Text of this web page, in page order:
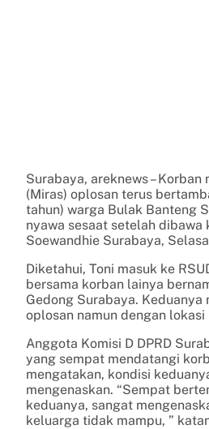
Surabaya, areknews – Korban
(Miras) oplosan terus
tahun) warga Bulak Banteng
nyawa sesaat setelah dibawa
Soewandhie Surabaya,
Diketahui, Toni masuk ke
bersama korban lainya
Gedong Surabaya.
oplosan namun dengan lokasi
Anggota Komisi D DPRD
yang sempat mendatangi
mengatakan, kondisi
mengenaskan. “Sempat
keduanya, sangat
keluarga tidak mampu, ”